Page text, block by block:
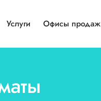
Услуги Офисы продаж